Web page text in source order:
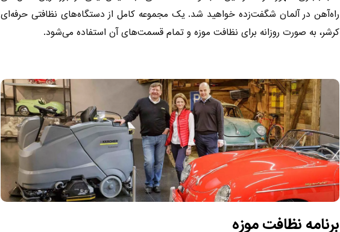
راه‌آهن در آلمان شگفت‌زده خواهید شد. یک مجموعه کامل از دستگاه‌های نظافتی حرفه‌ای
کرشر، به صورت روزانه برای نظافت موزه و تمام قسمت‌های آن استفاده می‌شود.
برنامه نظافت موزه